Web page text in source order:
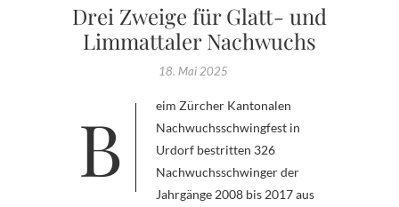
Drei Zweige für Glatt- und
Limmattaler Nachwuchs
18. Mai 2025
Beim Zürcher Kantonalen
Nachwuchsschwingfest in
Urdorf bestritten 326
Nachwuchsschwinger der
Jahrgänge 2008 bis 2017 aus